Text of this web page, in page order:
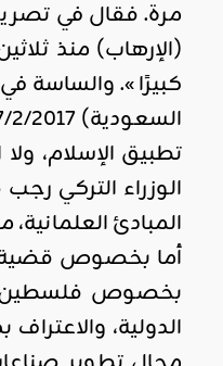
(الإرهاب) منذ
كبيرًا ». والساسة
تطبيق الإسلام،
المبادئ
بخصوص فلسطين
الدولية،